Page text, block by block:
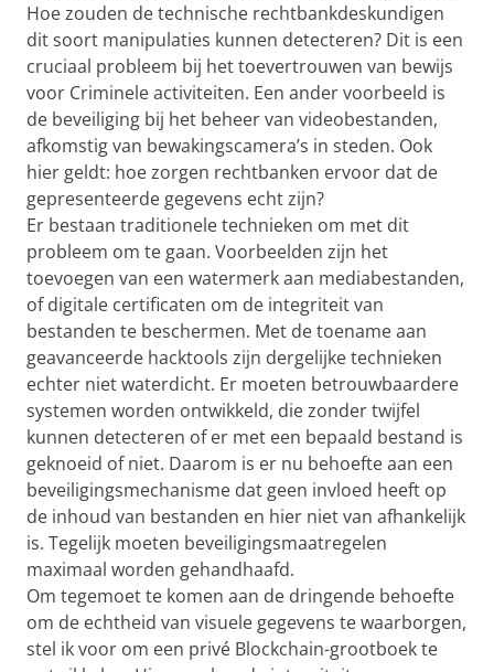
Hoe zouden de technische rechtbankdeskundigen
dit soort manipulaties kunnen detecteren? Dit is een
cruciaal probleem bij het toevertrouwen van bewijs
voor Criminele activiteiten. Een ander voorbeeld is
de beveiliging bij het beheer van videobestanden,
afkomstig van bewakingscamera’s in steden. Ook
hier geldt: hoe zorgen rechtbanken ervoor dat de
gepresenteerde gegevens echt zijn?
Er bestaan traditionele technieken om met dit
probleem om te gaan. Voorbeelden zijn het
toevoegen van een watermerk aan mediabestanden,
of digitale certificaten om de integriteit van
bestanden te beschermen. Met de toename aan
geavanceerde hacktools zijn dergelijke technieken
echter niet waterdicht. Er moeten betrouwbaardere
systemen worden ontwikkeld, die zonder twijfel
kunnen detecteren of er met een bepaald bestand is
geknoeid of niet. Daarom is er nu behoefte aan een
beveiligingsmechanisme dat geen invloed heeft op
de inhoud van bestanden en hier niet van afhankelijk
is. Tegelijk moeten beveiligingsmaatregelen
maximaal worden gehandhaafd.
Om tegemoet te komen aan de dringende behoefte
om de echtheid van visuele gegevens te waarborgen,
stel ik voor om een privé Blockchain-grootboek te